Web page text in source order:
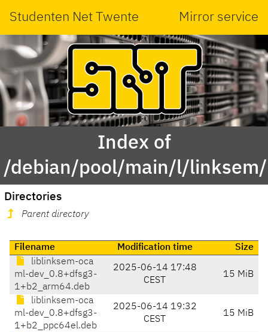
Studenten Net Twente Mirror service
Index of
/debian/pool/main/l/linksem/
Directories
Parent directory
Filename Modification time
Size
liblinksem-oca
ml-dev_0.8+dfsg3-
1+b2_arm64.deb
2025-06-14 17:48
CEST
15 MiB
liblinksem-oca
ml-dev_0.8+dfsg3-
1+b2_ppc64el.deb
2025-06-14 19:32
CEST
15 MiB